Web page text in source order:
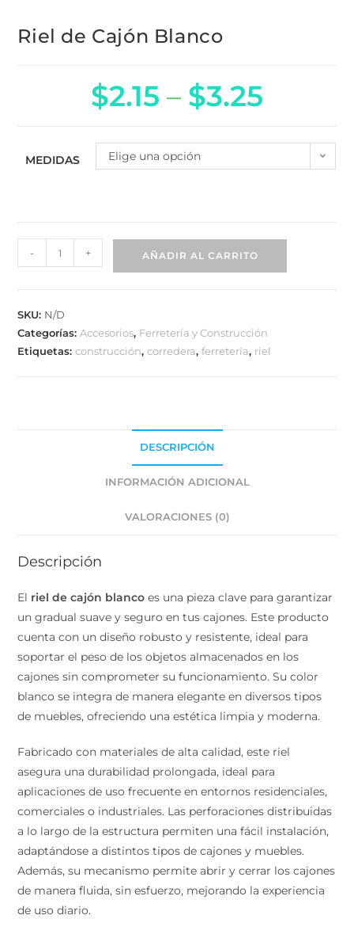
Riel de Cajón Blanco
$2.15 $3.25
Elige una opción
- +
Categorías:
Etiquetas:construcción, corredera ferretería, riel
Descripción
garantizar un gradual suave y seguro en tus cajones.
Este producto cuenta con un diseño robusto y
resistente, ideal para soportar el peso de los objetos
almacenados en los cajones sin comprometer su
funcionamiento. Su color blanco se integra de manera
elegante en diversos tipos de muebles, ofreciendo una
estética limpia y moderna.
Fabricado con materiales de alta calidad, este riel
asegura una durabilidad prolongada, ideal para
aplicaciones de uso frecuente en entornos
residenciales, comerciales o industriales. Las
perforaciones distribuidas a lo largo de la estructura
permiten una fácil instalación, adaptándose a distintos
tipos de cajones y muebles. Además, su mecanismo
permite abrir y cerrar los cajones de manera fluida, sin